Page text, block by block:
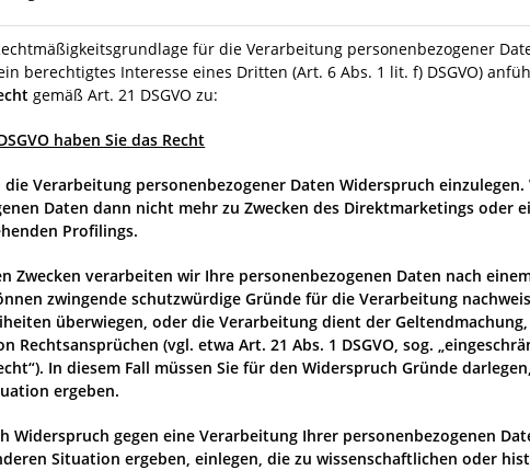
für die Verarbeitung personenbezogener
berechtigtes Interesse eines Dritten (Art. 6 Abs. 1 lit. f) DSGVO)
gemäß Art. 21 DSGVO zu:
haben Sie das Recht
die Verarbeitung personenbezogener Daten Widerspruch
Daten dann nicht mehr zu Zwecken des Direktmarketings oder
Profilings.
Zwecken verarbeiten wir Ihre personenbezogenen Daten nach
zwingende schutzwürdige Gründe für die Verarbeitung
überwiegen, oder die Verarbeitung dient der
Rechtsansprüchen (vgl. etwa Art. 21 Abs. 1 DSGVO, sog.
In diesem Fall müssen Sie für den Widerspruch Gründe
ergeben.
Widerspruch gegen eine Verarbeitung Ihrer personenbezogenen
Situation ergeben, einlegen, die zu wissenschaftlichen oder